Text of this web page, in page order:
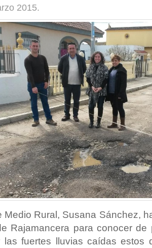
2015.
Medio Rural, Susana Sánchez,
Rajamancera para conocer
las fuertes lluvias caídas estos